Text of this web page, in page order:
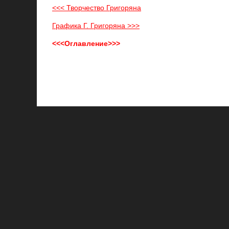
<<< Творчество Григоряна
Графика Г. Григоряна >>>
<<<Оглавление>>>